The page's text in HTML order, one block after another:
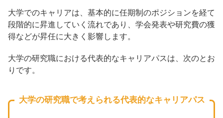
大学でのキャリアは、基本的に任期制のポジションを経て
段階的に昇進していく流れであり、学会発表や研究費の獲
得などが昇任に大きく影響します。
大学の研究職における代表的なキャリアパスは、次のとお
りです。
大学の研究職で考えられる代表的なキャリアパス